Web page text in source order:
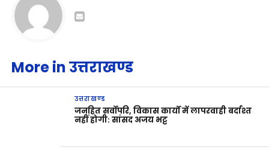
More in उत्तराखण्ड
उत्तराखण्ड
जनहित सर्वोपरि, विकास कार्यों में लापरवाही बर्दाश्त
नहीं होगी: सांसद अजय भट्ट